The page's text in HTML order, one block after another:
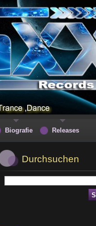
Durchsuchen
Biografie Releases